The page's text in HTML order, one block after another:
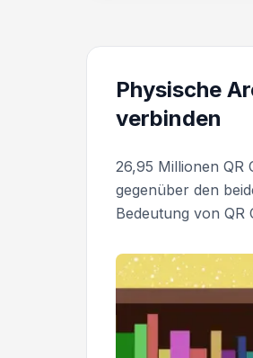
Physische
verbinden
26,95 Millionen QR
gegenüber den
Bedeutung von QR